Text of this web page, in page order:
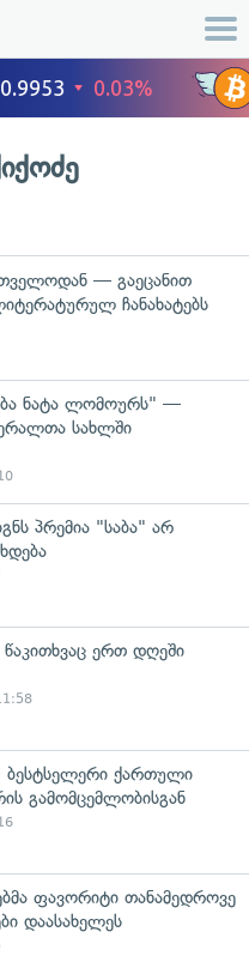
— გაეცანით
ჩანახატებს
ნატა ლომოურს" —
სახლში
პრემია "საბა" არ
ერთ დღეში
ქართული
გამომცემლობისგან
ფავორიტი თანამედროვე
დაასახელეს